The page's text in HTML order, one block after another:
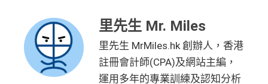
里先生 Mr. Miles
里先生 MrMiles.hk 創辦人，香港
註冊會計師(CPA)及網站主編，
運用多年的專業訓練及認知分析